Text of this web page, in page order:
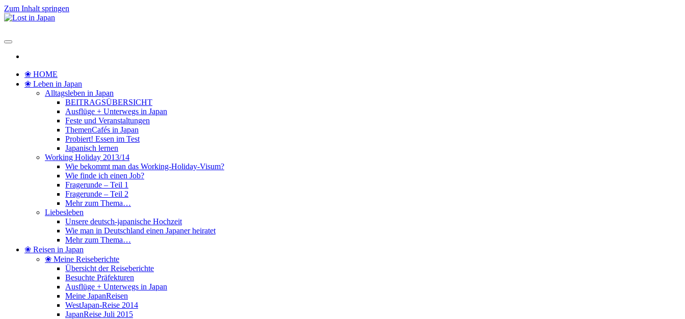
Zum Inhalt springen
❀ HOME
❀ Leben in Japan
Alltagsleben in Japan
BEITRAGSÜBERSICHT
Ausflüge + Unterwegs in Japan
Feste und Veranstaltungen
ThemenCafés in Japan
Probiert! Essen im Test
Japanisch lernen
Working Holiday 2013/14
Wie bekommt man das Working-Holiday-Visum?
Wie finde ich einen Job?
Fragerunde – Teil 1
Fragerunde – Teil 2
Mehr zum Thema…
Liebesleben
Unsere deutsch-japanische Hochzeit
Wie man in Deutschland einen Japaner heiratet
Mehr zum Thema…
❀ Reisen in Japan
❀ Meine Reiseberichte
Übersicht der Reiseberichte
Besuchte Präfekturen
Ausflüge + Unterwegs in Japan
Meine JapanReisen
WestJapan-Reise 2014
JapanReise Juli 2015